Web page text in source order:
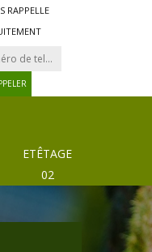
RAPPELLE
ETÊTAGE
02